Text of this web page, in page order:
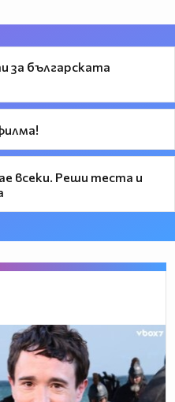
за българската
всеки. Реши теста и